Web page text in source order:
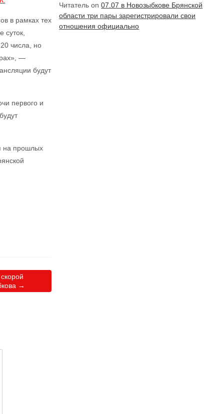
в рамках тех
числа, но
—
будут
первого и
на прошлых
→
Читатель on 07.07 в Новозыбкове Брянской
области три пары зарегистрировали свои
отношения официально